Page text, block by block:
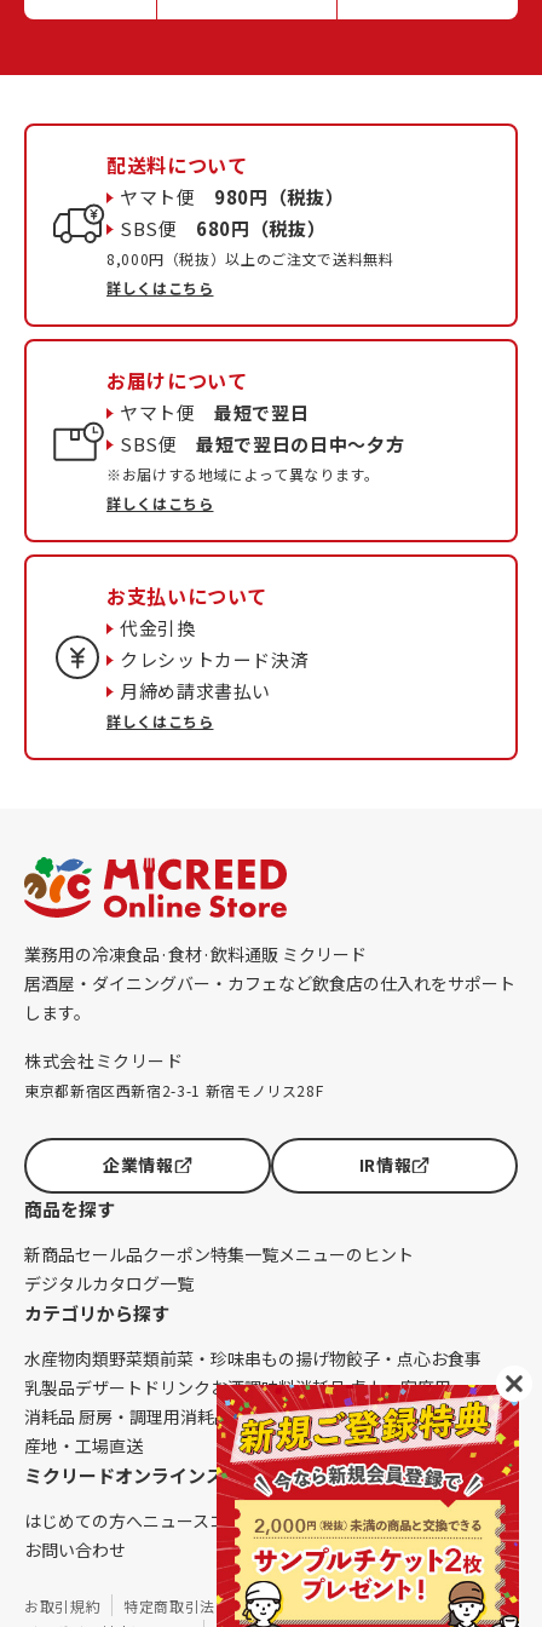
配送料について
ヤマト便 980円（税抜）
SBS便 680円（税抜）
8,000円（税抜）以上のご注文で送料無料
詳しくはこちら
お届けについて
ヤマト便最短で翌日
SBS便最短で翌日の日中〜夕方
※お届けする地域によって異なります。
詳しくはこちら
お支払いについて
代金引換
クレシットカード決済
月締め請求書払い
詳しくはこちら
業務用の冷凍食品·食材·飲料通販 ミクリード
居酒屋・ダイニングバー・カフェなど飲食店の仕入れをサポート
します。
株式会社ミクリード
東京都新宿区西新宿2-3-1 新宿モノリス28F
企業情報 IR情報
商品を探す
新商品セール品クーポン特集一覧メニューのヒント
デジタルカタログ一覧
カテゴリから探す
水産物肉類野菜類前菜・珍味串もの揚げ物餃子・点心お食事
乳製品デザート ドリンク お酒調味料消耗品 卓上・客席用
消耗品 厨房・調理用消耗品 クレンリネス生鮮品（配送便限定）
産地・工場直送
ミクリードオンラインストアについて
はじめての方へニュースコラムご利用ガイド会社概要
お問い合わせ
お取引規約 特定商取引法に基づく表記
個人情報保護方針